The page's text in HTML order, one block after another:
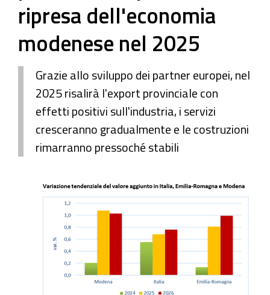
ripresa dell'economia
modenese nel 2025
Grazie allo sviluppo dei partner europei, nel
2025 risalirà l'export provinciale con
effetti positivi sull'industria, i servizi
cresceranno gradualmente e le costruzioni
rimarranno pressoché stabili